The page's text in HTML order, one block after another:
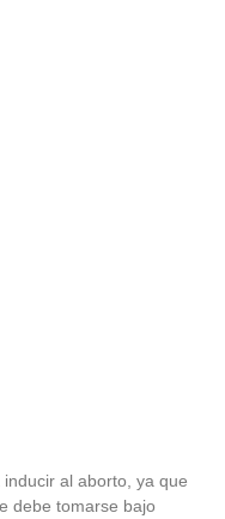
al aborto, ya que
debe tomarse bajo